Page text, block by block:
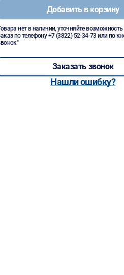
Добавить в корзину
нет в наличии, уточняйте
по телефону+7 (3822) 52-34-73 или по
Заказать звонок
Нашли ошибку?